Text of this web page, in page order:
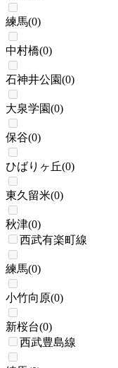
練馬(0)
中村橋(0)
石神井公園(0)
大泉学園(0)
保谷(0)
ひばりヶ丘(0)
東久留米(0)
秋津(0)
西武有楽町線
練馬(0)
小竹向原(0)
新桜台(0)
西武豊島線